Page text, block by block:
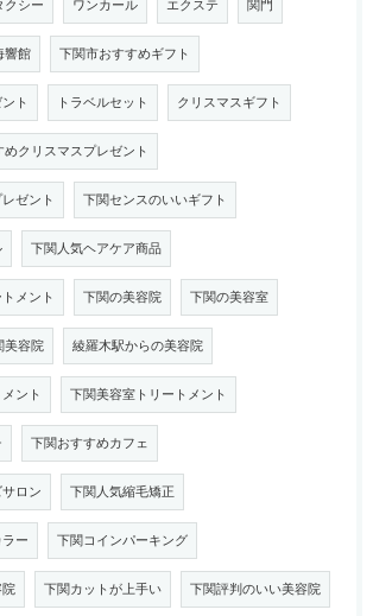
クシー ワンカール エクステ 関門
響館 下関市おすすめギフト
ト トラベルセット クリスマスギフト
めクリスマスプレゼント
ゼント 下関センスのいいギフト
下関人気ヘアケア商品
メント 下関の美容院 下関の美容室
美容院 綾羅木駅からの美容院
ント 下関美容室トリートメント
下関おすすめカフェ
ロン 下関人気縮毛矯正
ー 下関コインパーキング
下関カットが上手い 下関評判のいい美容院